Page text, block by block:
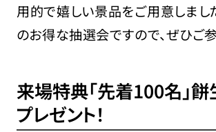
用的で嬉しい景品をご用意しまし
のお得な抽選会ですので、ぜひご
来場特典「先着100名」
プレゼント！